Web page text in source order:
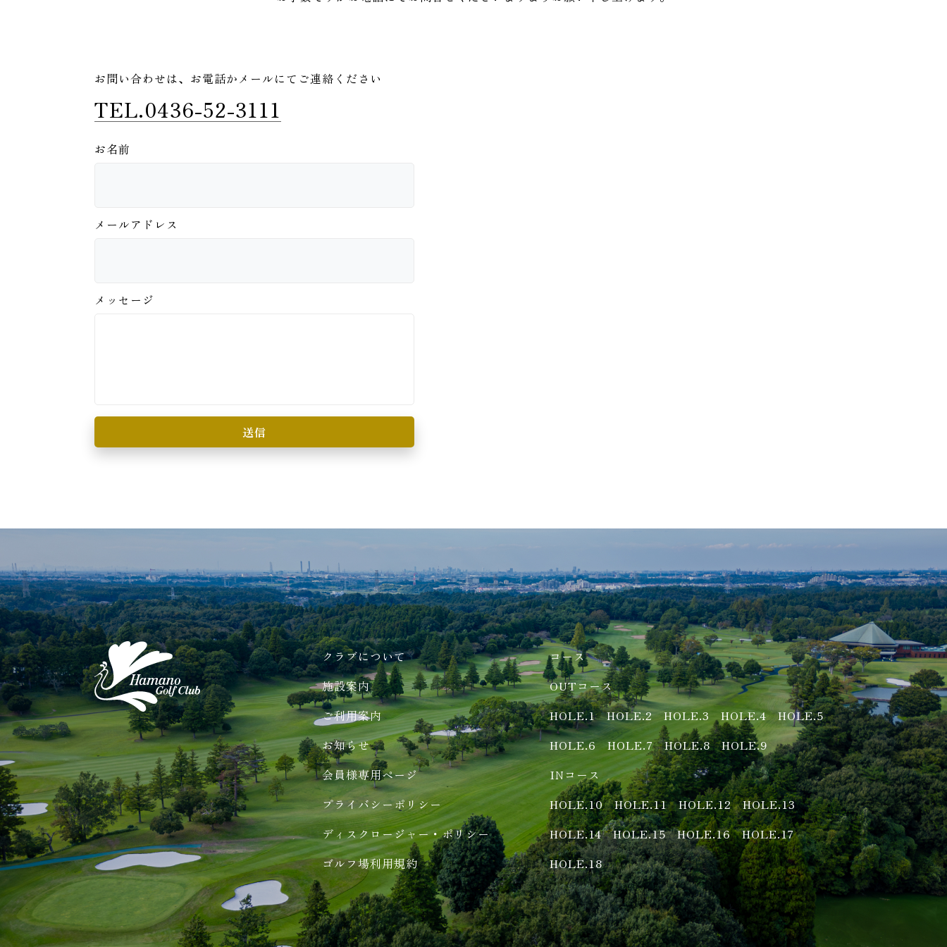
お問い合わせは、 お電話かメールにてご連絡ください
TEL.0436-52-3111
お名前
メールアドレス
メッセージ
クラブについて
施設案内
ご利用案内
お知らせ
会員様専用ページ
プライバシーポリシー
ディスクロージャー・ポリシー
ゴルフ場利用規約
コース
OUTコース
HOLE.1
HOLE.2 HOLE.3 HOLE.4
HOLE.5
HOLE.6
HOLE.7 HOLE.8
HOLE.9
INコース
HOLE.10
HOLE.11 HOLE.12
HOLE.13
HOLE.14
HOLE.15 HOLE.16
HOLE.17
HOLE.18